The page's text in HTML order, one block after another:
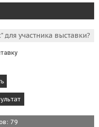
участника выставки?
79